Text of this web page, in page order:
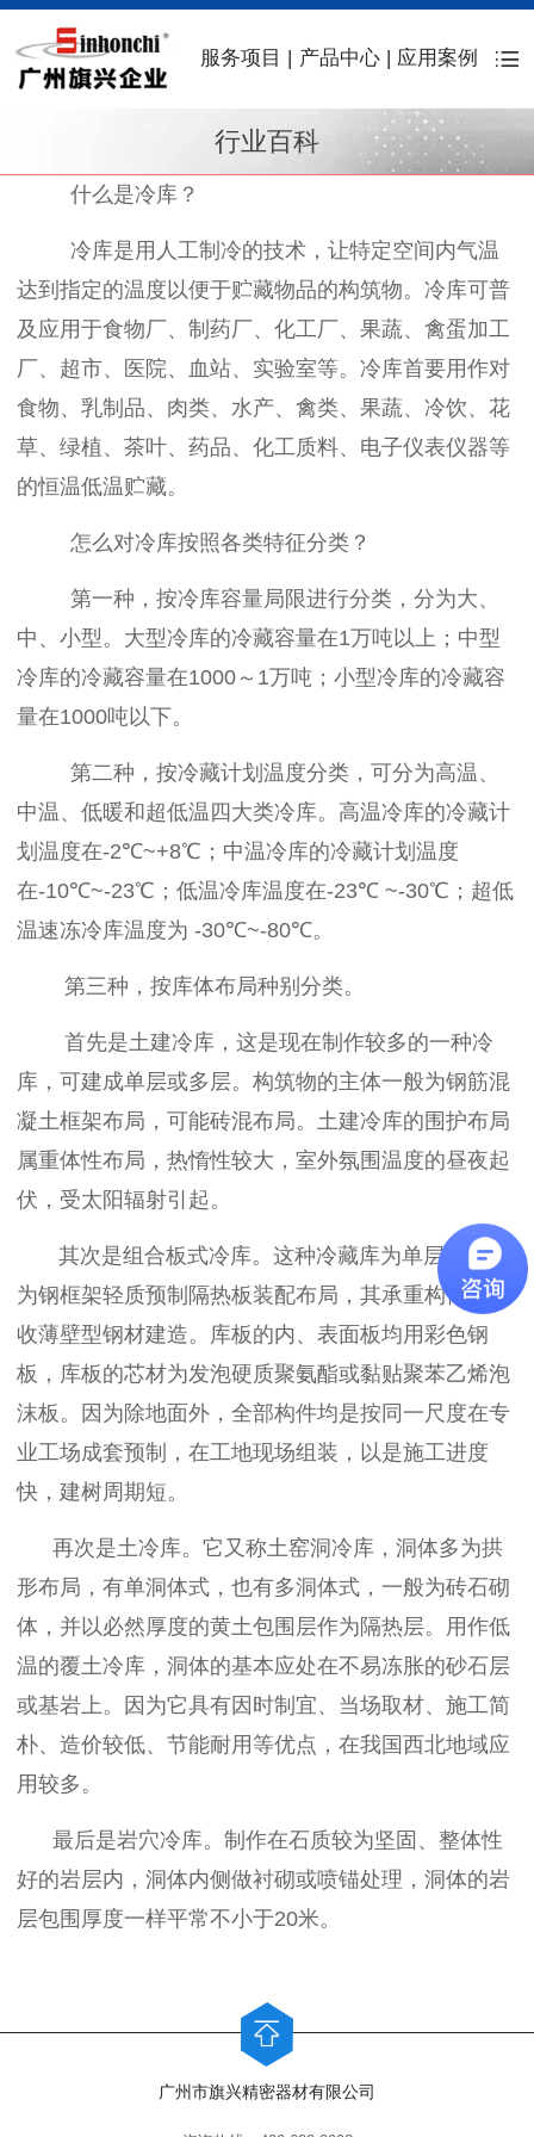
服务项目 产品中心 应用案例
行业百科
什么是冷库？
冷库是用人工制冷的技术，让特定空间内气温
达到指定的温度以便于贮藏物品的构筑物。冷库可普
及应用于食物厂、制药厂、化工厂、果蔬、禽蛋加工
厂、超市、医院、血站、实验室等。冷库首要用作对
食物、乳制品、肉类、水产、禽类、果蔬、冷饮、花
草、绿植、茶叶、药品、化工质料、电子仪表仪器等
的恒温低温贮藏。
怎么对冷库按照各类特征分类？
第一种，按冷库容量局限进行分类，分为大、
中、小型。大型冷库的冷藏容量在1万吨以上；中型
冷库的冷藏容量在1000～ 1万吨；小型冷库的冷藏容
量在1000吨以下。
第二种，按冷藏计划温度分类，可分为高温、
中温、低暖和超低温四大类冷库。高温冷库的冷藏计
划温度在-2℃~+8℃；中温冷库的冷藏计划温度
在-10℃~-23℃；低温冷库温度在-23℃ ~-30℃；超低
温速冻冷库温度为 -30℃~-80℃。
第三种，按库体布局种别分类。
首先是土建冷库，这是现在制作较多的一种冷
库，可建成单层或多层。构筑物的主体一般为钢筋混
凝土框架布局，可能砖混布局。土建冷库的围护布局
属重体性布局，热惰性较大，室外氛围温度的昼夜起
伏，受太阳辐射引起。
其次是组合板式冷库。这种冷藏库为单层，库板
为钢框架轻质预制隔热板装配布局，其承重构件多回
收薄壁型钢材建造。库板的内、表面板均用彩色钢
板，库板的芯材为发泡硬质聚氨酯或黏贴聚苯乙烯泡
沫板。因为除地面外，全部构件均是按同一尺度在专
业工场成套预制，在工地现场组装，以是施工进度
快，建树周期短。
再次是土冷库。它又称土窑洞冷库，洞体多为拱
形布局，有单洞体式，也有多洞体式，一般为砖石砌
体，并以必然厚度的黄土包围层作为隔热层。用作低
温的覆土冷库，洞体的基本应处在不易冻胀的砂石层
或基岩上。因为它具有因时制宜、当场取材、施工简
朴、造价较低、节能耐用等优点，在我国西北地域应
用较多。
最后是岩穴冷库。制作在石质较为坚固、整体性
好的岩层内，洞体内侧做衬砌或喷锚处理，洞体的岩
层包围厚度一样平常不小于20米。
广州市旗兴精密器材有限公司